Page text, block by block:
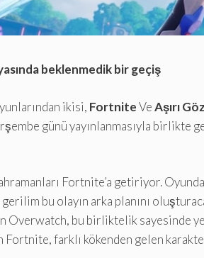
beklenmedik bir geçiş
ikisi, FortniteVeAşırı
günü yayınlanmasıyla
Fortnite’a getiriyor.
bu olayın arka planını
Overwatch, bu birliktelik sayesinde
Fortnite, farklı kökenden gelen